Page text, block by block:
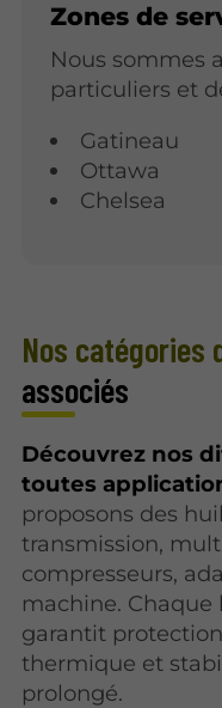
Zones de
Nous sommes
particuliers et
Gatineau
Ottawa
Chelsea
Nos catégories
associés
Découvrez nos
toutes
proposons des
transmission,
compresseurs,
machine.
garantit
thermique et
prolongé.